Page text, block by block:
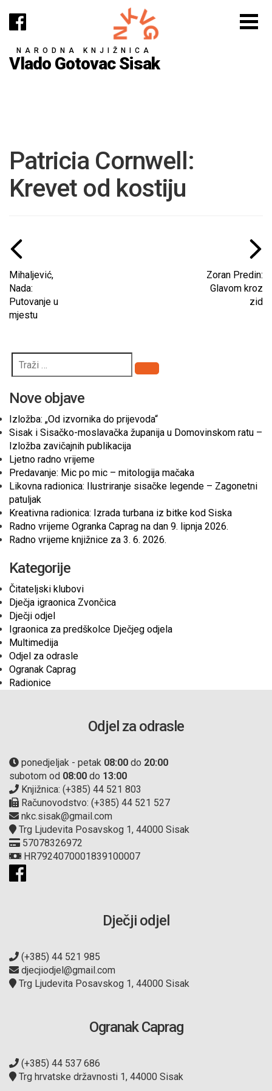
NARODNA KNJIŽNICA
Vlado Gotovac Sisak
Patricia Cornwell:
Krevet od kostiju
Mihaljević,
Nada:
Putovanje u
mjestu
Zoran Predin:
Glavom kroz
zid
Pretraži
Nove objave
Izložba: „Od izvornika do prijevoda“
Sisak i Sisačko-moslavačka županija u Domovinskom ratu –
Izložba zavičajnih publikacija
Ljetno radno vrijeme
Predavanje: Mic po mic – mitologija mačaka
Likovna radionica: Ilustriranje sisačke legende – Zagonetni
patuljak
Kreativna radionica: Izrada turbana iz bitke kod Siska
Radno vrijeme Ogranka Caprag na dan 9. lipnja 2026.
Radno vrijeme knjižnice za 3. 6. 2026.
Kategorije
Čitateljski klubovi
Dječja igraonica Zvončica
Dječji odjel
Igraonica za predškolce Dječjeg odjela
Multimedija
Odjel za odrasle
Ogranak Caprag
Radionice
Odjel za odrasle
ponedjeljak - petak 08:00 do 20:00
subotom od 08:00 do 13:00
Knjižnica: (+385) 44 521 803
Računovodstvo: (+385) 44 521 527
nkc.sisak@gmail.com
Trg Ljudevita Posavskog 1, 44000 Sisak
57078326972
HR7924070001839100007
Dječji odjel
(+385) 44 521 985
djecjiodjel@gmail.com
Trg Ljudevita Posavskog 1, 44000 Sisak
Ogranak Caprag
(+385) 44 537 686
Trg hrvatske državnosti 1, 44000 Sisak